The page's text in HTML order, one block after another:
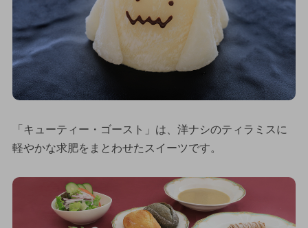
「キューティー・ゴースト」は、洋ナシのティラミスに
軽やかな求肥をまとわせたスイーツです。